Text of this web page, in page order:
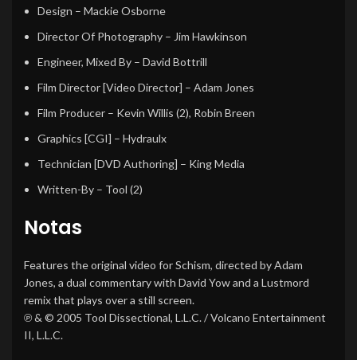
Design – Mackie Osborne
Director Of Photography – Jim Hawkinson
Engineer, Mixed By – David Bottrill
Film Director [Video Director] – Adam Jones
Film Producer – Kevin Willis (2), Robin Breen
Graphics [CGI] – Hydraulx
Technician [DVD Authoring] – King Media
Written-By – Tool (2)
Notas
Features the original video for Schism, directed by Adam
Jones, a dual commentary with David Yow and a Lustmord
remix that plays over a still screen.
℗ & © 2005 Tool Dissectional, L.L.C. / Volcano Entertainment
II, L.L.C.